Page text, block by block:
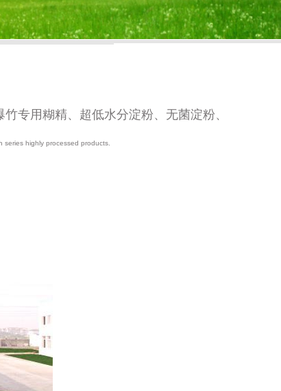
专用糊精、超低水分淀粉、无菌淀粉、
highly processed products.